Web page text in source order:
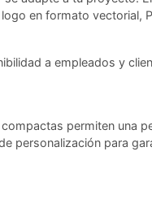
en formato vectorial,
a empleados y
permiten una
personalización para